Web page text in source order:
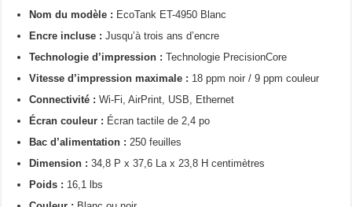
Nom du modèle : EcoTank ET-4950 Blanc
Encre incluse : Jusqu’à trois ans d’encre
Technologie d’impression : Technologie PrecisionCore
Vitesse d’impression maximale : 18 ppm noir / 9 ppm couleur
Connectivité : Wi-Fi, AirPrint, USB, Ethernet
Écran couleur : Écran tactile de 2,4 po
Bac d’alimentation : 250 feuilles
Dimension : 34,8 P x 37,6 La x 23,8 H centimètres
Poids : 16,1 lbs